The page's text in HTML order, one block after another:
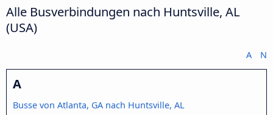
Alle Busverbindungen nach Huntsville, AL
(USA)
A N
A
Busse von Atlanta, GA nach Huntsville, AL